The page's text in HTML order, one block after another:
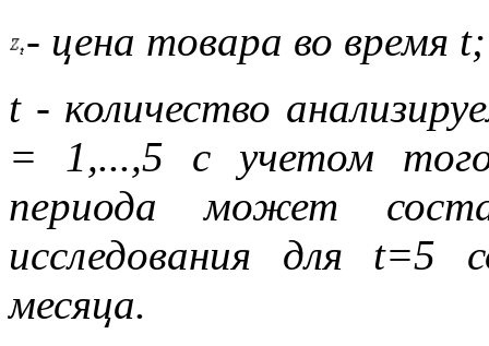
- цена товара во время t;
t - количество
= 1,...,5 с учетом того,
периода может
исследования для t=5
месяца.